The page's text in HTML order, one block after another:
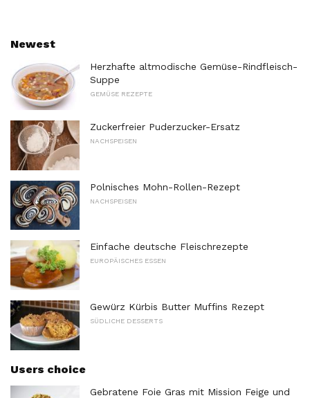
Newest
Herzhafte altmodische Gemüse-Rindfleisch-
Suppe
GEMÜSE REZEPTE
Zuckerfreier Puderzucker-Ersatz
NACHSPEISEN
Polnisches Mohn-Rollen-Rezept
NACHSPEISEN
Einfache deutsche Fleischrezepte
EUROPÄISCHES ESSEN
Gewürz Kürbis Butter Muffins Rezept
SÜDLICHE DESSERTS
Users choice
Gebratene Foie Gras mit Mission Feige und